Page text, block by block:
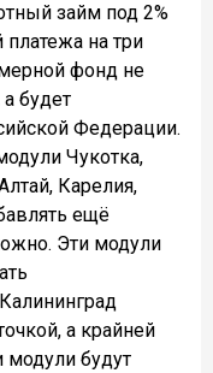
займ под 2%
платежа на три
фонд не
будет
Федерации.
Чукотка,
Карелия,
ещё
Эти модули
а крайней
модули будут